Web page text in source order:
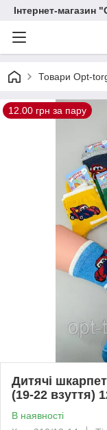
Інтернет-магазин
Товари Opt-
12.00 грн за пару
Дитячі
(19-22 взуття)
В наявності